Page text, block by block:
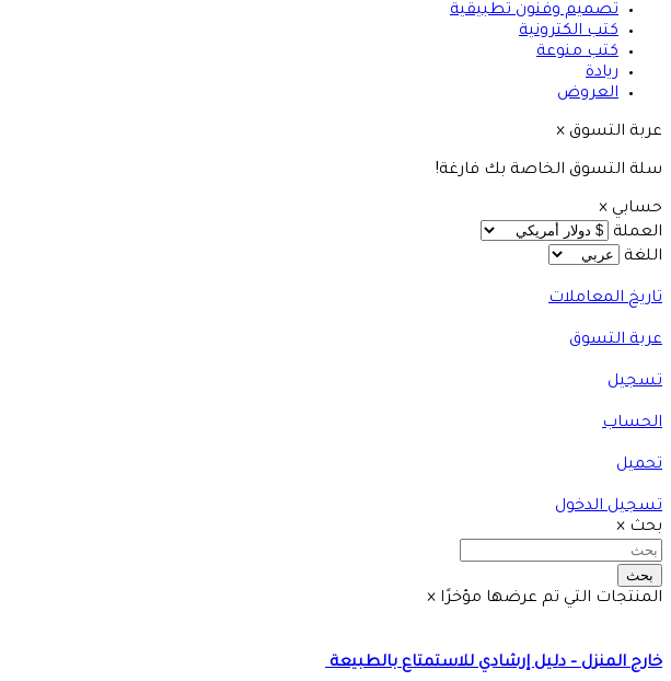
تصميم وفنون تطبيقية
كتب الكترونية
كتب منوعة
ريادة
العروض
عربة التسوق ×
سلة التسوق الخاصة بك فارغة!
حسابي ×
العملة
اللغة
تاريخ المعاملات
عربة التسوق
تسجيل
الحساب
تحميل
تسجيل الدخول
بحث ×
بحث
المنتجات التي تم عرضها مؤخرًا ×
خارج المنزل – دليل إرشادي للاستمتاع ‏بالطبيعة ‏